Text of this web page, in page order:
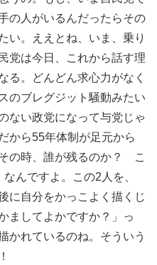
の人がいるんだったらその
い。ええとね、いま、乗り
党は今日、これから話す理
る。どんどん求心力がなく
のブレグジット騒動みたい
ない政党になって与党じゃ
から55年体制が足元から
の時、誰が残るのか？ こ
んですよ。この2人を、
に自分をかっこよく描くじ
ましてよかですか？」っ
かれているのね。そういう